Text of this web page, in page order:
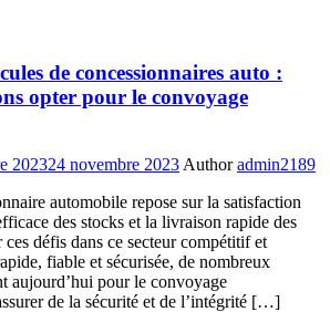
de concessionnaires auto :
opter pour le convoyage
202324 novembre 2023 Author admin2189
automobile repose sur la satisfaction
des stocks et la livraison rapide des
défis dans ce secteur compétitif et
fiable et sécurisée, de nombreux
aujourd’hui pour le convoyage
de la sécurité et de l’intégrité […]